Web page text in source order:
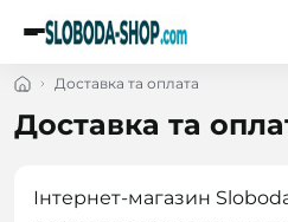
Доставка та оплата
Доставка та
Інтернет-магазин